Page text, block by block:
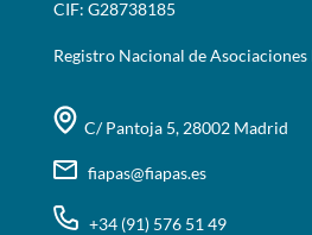
CIF: G28738185
Registro Nacional de Asociaciones
C/ Pantoja 5, 28002 Madrid
fiapas@fiapas.es
+34 (91) 576 51 49